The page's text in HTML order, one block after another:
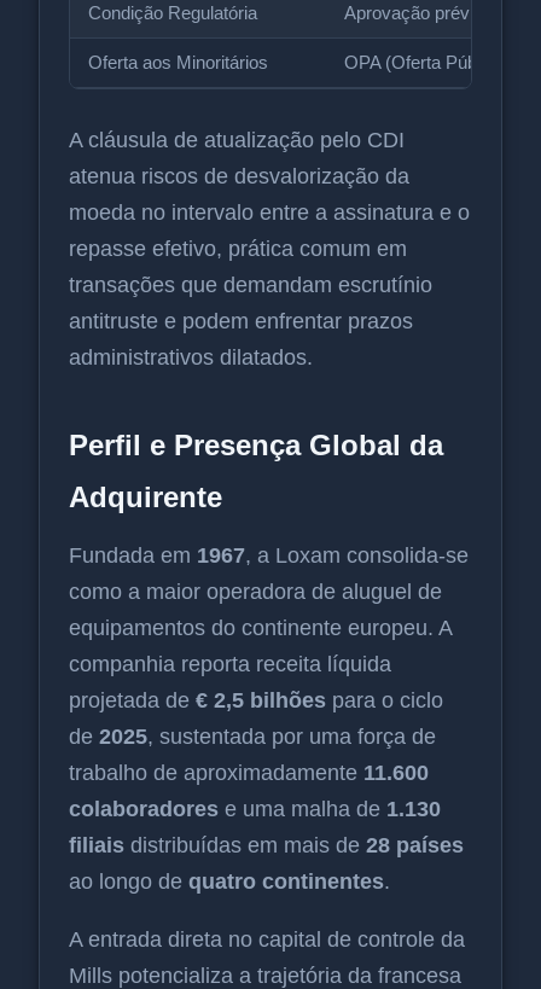
Condição Regulatória Aprovação prévia do
Oferta aos Minoritários OPA (Oferta Pública de
A cláusula de atualização pelo CDI
atenua riscos de desvalorização da
moeda no intervalo entre a assinatura e o
repasse efetivo, prática comum em
transações que demandam escrutínio
antitruste e podem enfrentar prazos
administrativos dilatados.
Perfil e Presença Global da
Adquirente
Fundada em 1967, a Loxam consolida-se
como a maior operadora de aluguel de
equipamentos do continente europeu. A
companhia reporta receita líquida
projetada de € 2,5 bilhões para o ciclo
de 2025, sustentada por uma força de
trabalho de aproximadamente 11.600
colaboradores e uma malha de 1.130
filiais distribuídas em mais de 28 países
ao longo de quatro continentes.
A entrada direta no capital de controle da
Mills potencializa a trajetória da francesa